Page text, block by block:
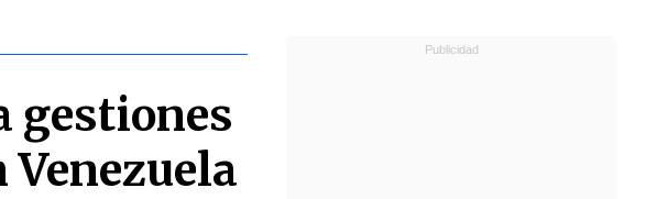
gestiones